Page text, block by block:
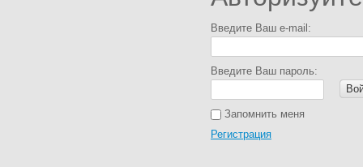
Введите Ваш e-mail:
Введите Ваш пароль:
Запомнить меня
Регистрация